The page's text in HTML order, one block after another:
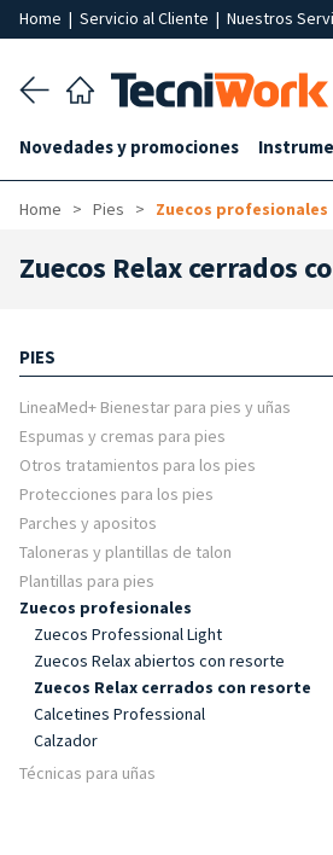
Home | Servicio al Cliente | Nuestros
Novedades y promociones
Home Pies Zuecos profesionales
Zuecos Relax cerrados
PIES
LineaMed+ Bienestar para pies y uñas
Espumas y cremas para pies
Otros tratamientos para los pies
Protecciones para los pies
Parches y apositos
Taloneras y plantillas de talon
Plantillas para pies
Zuecos profesionales
Zuecos Professional Light
Zuecos Relax abiertos con resorte
Zuecos Relax cerrados con resorte
Calcetines Professional
Calzador
Técnicas para uñas